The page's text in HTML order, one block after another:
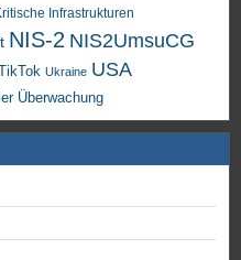
Infrastrukturen
NIS-2 NIS2UmsuCG
Ukraine USA
Überwachung